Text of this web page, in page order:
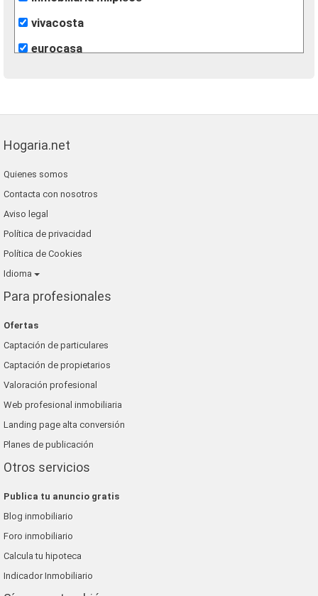
vivacosta
eurocasa
Hogaria.net
Quienes somos
Contacta con nosotros
Aviso legal
Política de privacidad
Política de Cookies
Idioma
Para profesionales
Ofertas
Captación de particulares
Captación de propietarios
Valoración profesional
Web profesional inmobiliaria
Landing page alta conversión
Planes de publicación
Otros servicios
Publica tu anuncio gratis
Blog inmobiliario
Foro inmobiliario
Calcula tu hipoteca
Indicador Inmobiliario